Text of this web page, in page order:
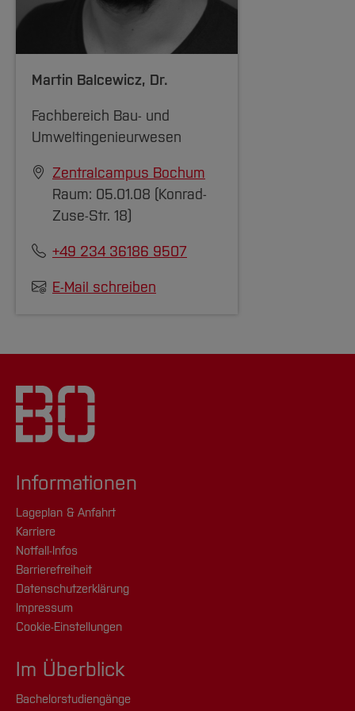
Forschung und Projekte
Service
Studiengänge
Studieninteressierte
Aktuelles
Studium
International
Team
Service
Amtliche Bekanntmachungen
Familiengerechte Hochschule
Gleichstellung
Wahlen
Hochschulbibliothek
Hochschulkommunikation
qed-Stiftung
Zentrale Studienberatung
Martin Balcewicz, Dr.
Fachbereich Bau- und
Umweltingenieurwesen
Zentralcampus Bochum
Raum: 05.01.08 (Konrad-
Zuse-Str. 18)
+49 234 36186 9507
E-Mail schreiben
Informationen
Lageplan & Anfahrt
Karriere
Notfall-Infos
Barrierefreiheit
Datenschutzerklärung
Impressum
Cookie-Einstellungen
Im Überblick
Bachelorstudiengänge